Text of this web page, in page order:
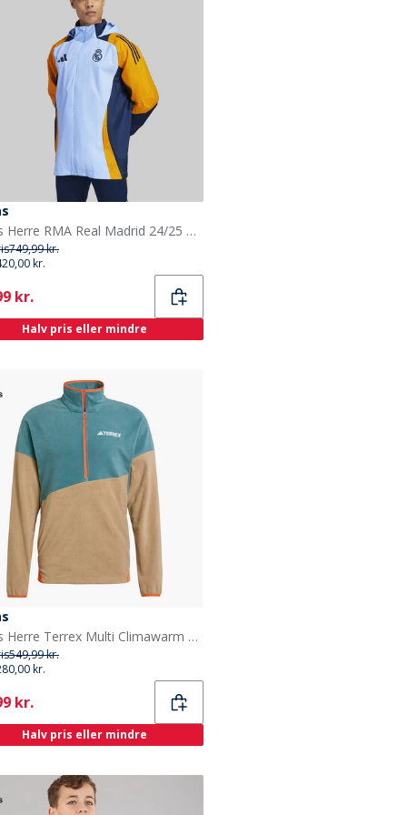
adidas Herre RMA Real Madrid 24/25 Konkurrence Alle Vejr Jakke Glow Blue/Crew Orange/Team Navy Blue
749,99 kr.
kr.
kr.
Halv pris eller mindre
adidas Herre Terrex Multi Climawarm Fleece Anorak Preloved Teal/Cardboard/Semi Impact Orange
549,99 kr.
kr.
kr.
Halv pris eller mindre